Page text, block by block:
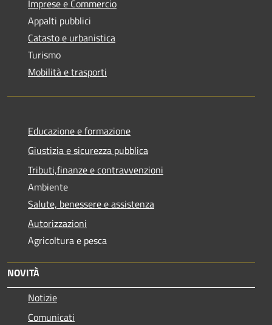
Imprese e Commercio
Appalti pubblici
Catasto e urbanistica
Turismo
Mobilità e trasporti
Educazione e formazione
Giustizia e sicurezza pubblica
Tributi,finanze e contravvenzioni
Ambiente
Salute, benessere e assistenza
Autorizzazioni
Agricoltura e pesca
NOVITÀ
Notizie
Comunicati